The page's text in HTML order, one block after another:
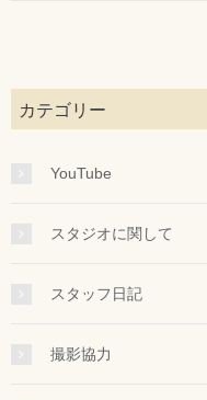
カテゴリー
YouTube
スタジオに関して
スタッフ日記
撮影協力